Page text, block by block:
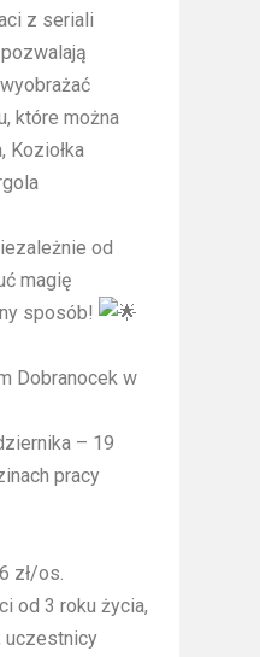
z seriali
które można
Koziołka
od
magię
sposób!
Dobranocek w
– 19
pracy
zł/os.
od 3 roku życia,
uczestnicy